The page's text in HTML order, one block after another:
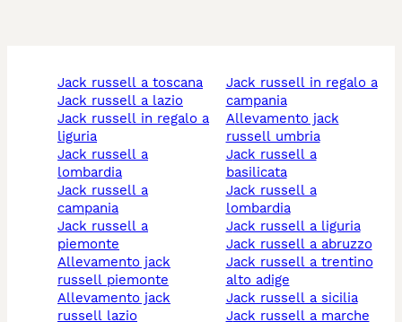
jack russell a toscana
jack russell a lazio
jack russell in regalo a
liguria
jack russell a
lombardia
jack russell a
campania
jack russell a
piemonte
allevamento jack
russell piemonte
allevamento jack
russell lazio
jack russell in regalo a
campania
allevamento jack
russell umbria
jack russell a
basilicata
jack russell a
lombardia
jack russell a liguria
jack russell a abruzzo
jack russell a trentino
alto adige
jack russell a sicilia
jack russell a marche